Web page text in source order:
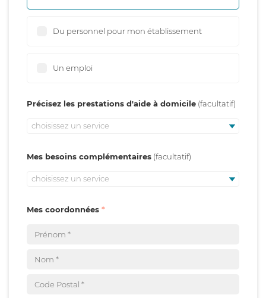
Du personnel pour mon établissement
Un emploi
Précisez les prestations d'aide à domicile
choisissez un service
Mes besoins complémentaires
choisissez un service
Mes coordonnées